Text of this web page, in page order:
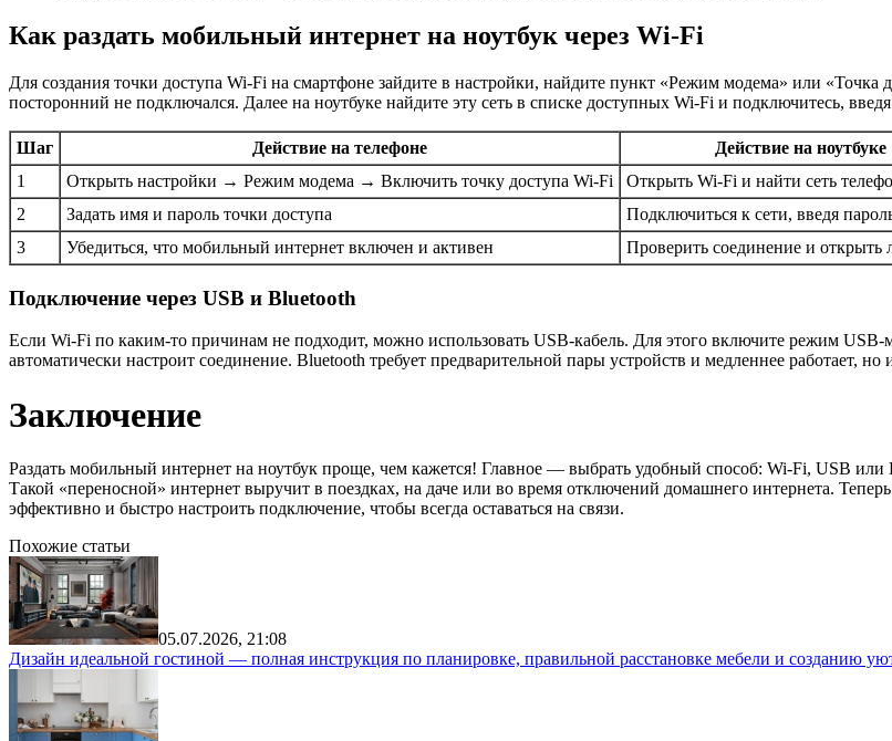
Как раздать мобильный интернет на ноутбук через Wi-Fi
Для создания точки доступа Wi-Fi на смартфоне зайдите в настройки, найдите пункт «Режим модема» или
посторонний не подключался. Далее на ноутбуке найдите эту сеть в списке доступных Wi-Fi и подключитесь,
Шаг Действие на телефоне
Действие на ноутбуке
1
Открыть настройки → Режим модема → Включить точку доступа Wi-Fi
Открыть Wi-Fi и найти сеть
2
Задать имя и пароль точки доступа
Подключиться к сети, введя
3
Убедиться, что мобильный интернет включен и активен Проверить соединение и открыть
Подключение через USB и Bluetooth
Если Wi-Fi по каким-то причинам не подходит, можно использовать USB-кабель. Для этого включите режим USB-
автоматически настроит соединение. Bluetooth требует предварительной пары устройств и медленнее работает, но
Заключение
Раздать мобильный интернет на ноутбук проще, чем кажется! Главное — выбрать удобный способ: Wi-Fi, USB или
Такой «переносной» интернет выручит в поездках, на даче или во время отключений домашнего интернета.
эффективно и быстро настроить подключение, чтобы всегда оставаться на связи.
Похожие статьи
05.07.2026, 21:08
Дизайн идеальной гостиной — полная инструкция по планировке, правильной расстановке мебели и созданию